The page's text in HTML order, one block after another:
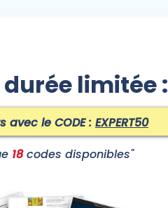
limitée :
avec le CODE : EXPERT50
18codes disponibles"